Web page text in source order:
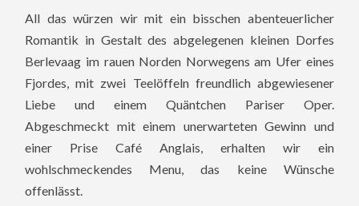
All das würzen wir mit ein bisschen abenteuerlicher
Romantik in Gestalt des abgelegenen kleinen Dorfes
Berlevaag im rauen Norden Norwegens am Ufer eines
Fjordes, mit zwei Teelöffeln freundlich abgewiesener
Liebe und einem Quäntchen Pariser Oper.
Abgeschmeckt mit einem unerwarteten Gewinn und
einer Prise Café Anglais, erhalten wir ein
wohlschmeckendes Menu, das keine Wünsche
offenlässt.